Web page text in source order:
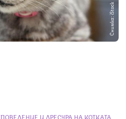
Снимка: iStock
ПОВЕДЕНИЕ И ДРЕСУРА НА КОТКАТА